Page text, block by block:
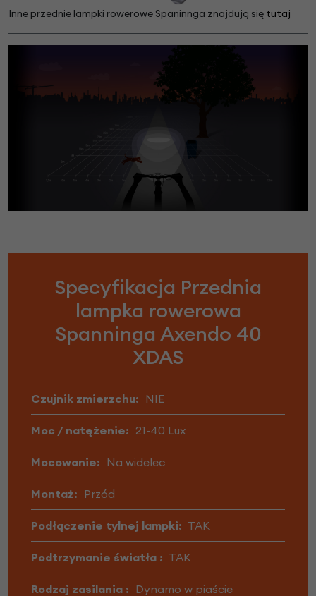
Inne przednie lampki rowerowe Spaninnga znajdują się tutaj
Specyfikacja Przednia
lampka rowerowa
Spanninga Axendo 40
XDAS
Czujnik zmierzchu: NIE
Moc / natężenie: 21-40 Lux
Mocowanie: Na widelec
Montaż: Przód
Podłączenie tylnej lampki: TAK
Podtrzymanie światła : TAK
Rodzaj zasilania : Dynamo w piaście